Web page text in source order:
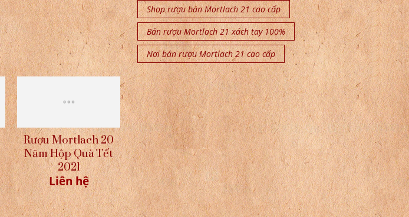
Shop rượu bán Mortlach 21 cao cấp
Bán rượu Mortlach 21 xách tay 100%
Nơi bán rượu Mortlach 21 cao cấp